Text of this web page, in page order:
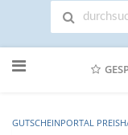
Online-
GUTSCHEINPORTAL